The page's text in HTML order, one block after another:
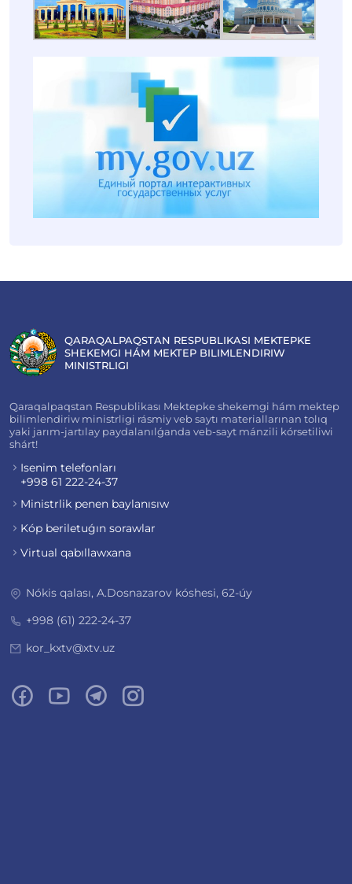
QARAQALPAQSTAN RESPUBLIKASI MEKTEPKE
SHEKEMGI HÁM MEKTEP BILIMLENDIRIW
MINISTRLIGI
Qaraqalpaqstan Respublikası Mektepke shekemgi hám mektep
bilimlendiriw ministrligi rásmiy veb saytı materiallarınan tolıq
yaki jarım-jartılay paydalanılǵanda veb-sayt mánzili kórsetiliwi
shárt!
Isenim telefonları
+998 61 222-24-37
Ministrlik penen baylanısıw
Kóp beriletuǵın sorawlar
Virtual qabıllawxana
Nókis qalası, A.Dosnazarov kóshesi, 62-úy
+998 (61) 222-24-37
kor_kxtv@xtv.uz